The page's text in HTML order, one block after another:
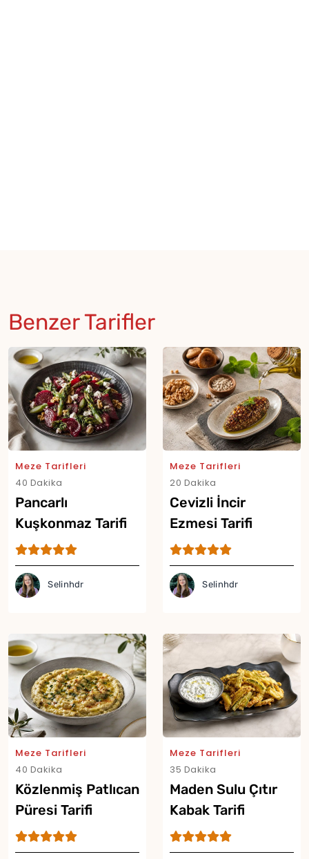
Benzer Tarifler
Meze Tarifleri
40 Dakika
Pancarlı
Kuşkonmaz Tarifi
Selinhdr
Meze Tarifleri
20 Dakika
Cevizli İncir
Ezmesi Tarifi
Selinhdr
Meze Tarifleri
40 Dakika
Közlenmiş Patlıcan
Püresi Tarifi
Meze Tarifleri
35 Dakika
Maden Sulu Çıtır
Kabak Tarifi